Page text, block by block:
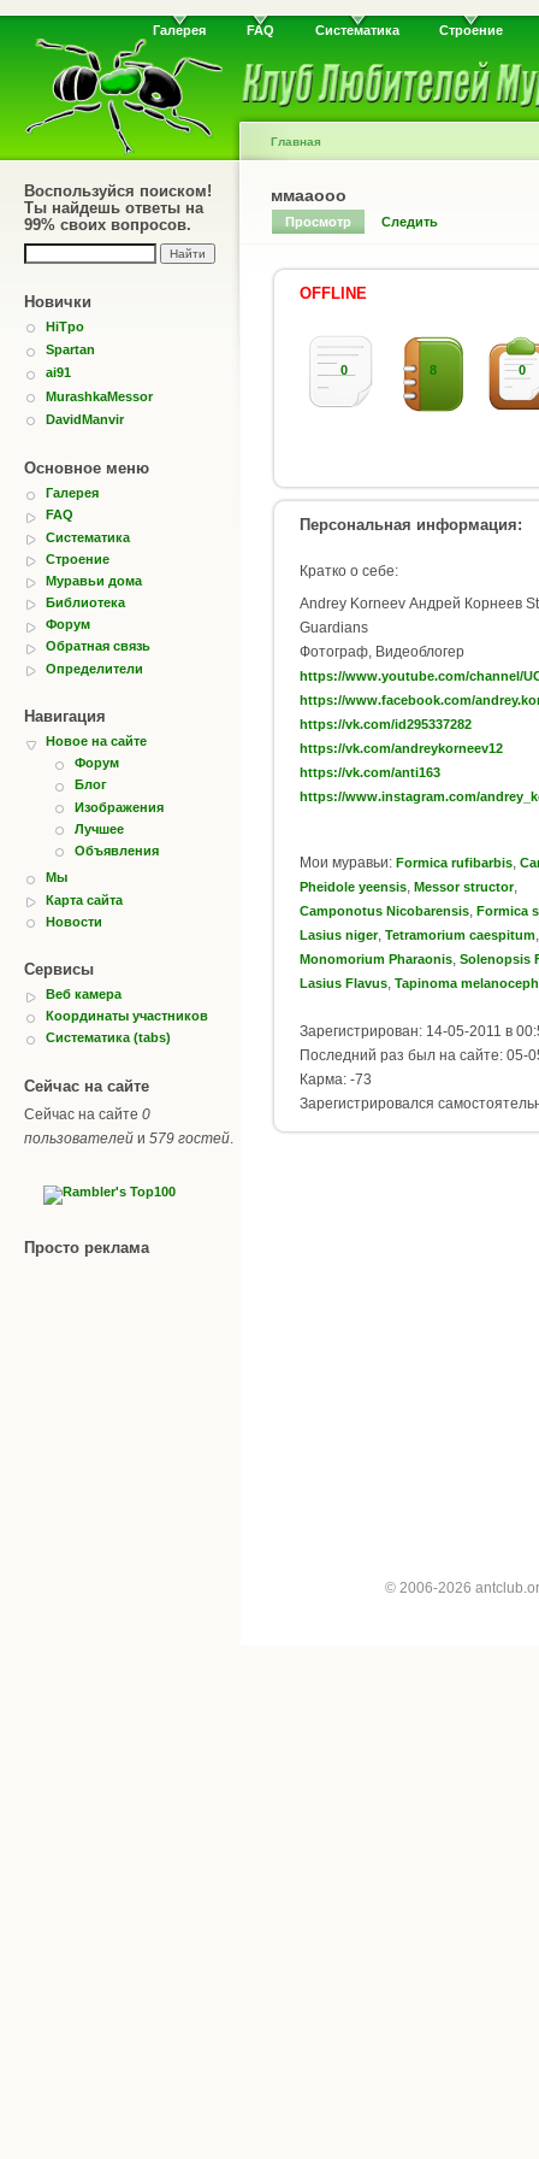
Галерея FAQ Систематика Строение
Воспользуйся поиском!
Ты найдешь ответы на
99% своих вопросов.
Новички
HiTpo
Spartan
ai91
MurashkaMessor
DavidManvir
Основное меню
Галерея
FAQ
Систематика
Строение
Муравьи дома
Библиотека
Форум
Обратная связь
Определители
Навигация
Новое на сайте
Форум
Блог
Изображения
Лучшее
Объявления
Мы
Карта сайта
Новости
Сервисы
Веб камера
Координаты участников
Систематика (tabs)
Сейчас на сайте
Сейчас на сайте 0
пользователей и 579 гостей.
Просто реклама
Главная
ммааооо
Просмотр Следить
OFFLINE
0 8 0
Персональная информация:
Кратко о себе:
Andrey Korneev Андрей Корнеев
Guardians
Фотограф, Видеоблогер
https://www.youtube.com/channel/
https://www.facebook.com/
https://vk.com/id295337282
https://vk.com/andreykorneev12
https://vk.com/anti163
https://www.instagram.com/
Мои муравьи: Formica rufibarbis
Pheidole yeensis Messor structor,
Camponotus Nicobarensis Formica
Lasius niger, Tetramorium caespitum
Monomorium Pharaonis Solenopsis
Lasius Flavus Tapinoma
Зарегистрирован: 14-05-2011 в
Последний раз был на сайте: 05-
Карма: -73
Зарегистрировался
© 2006-2026